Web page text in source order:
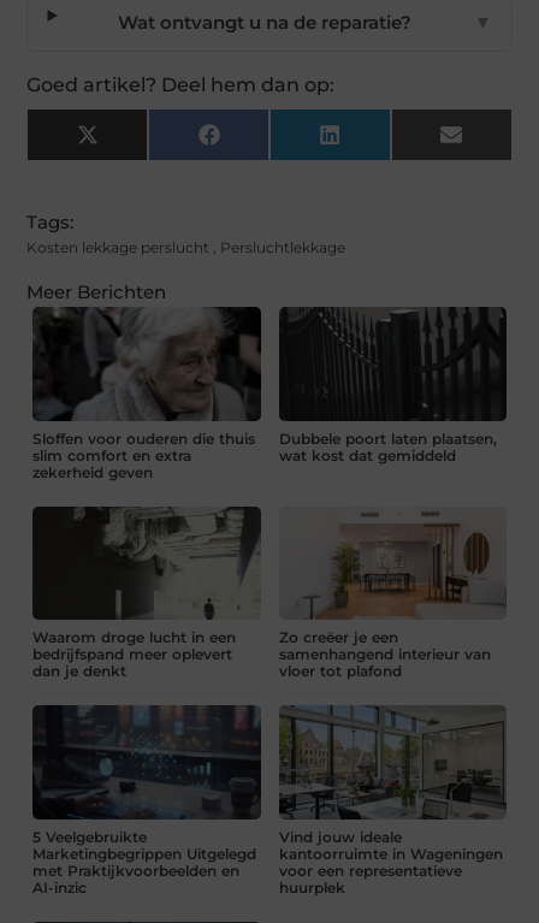
Wat ontvangt u na de reparatie? ▼
Goed artikel? Deel hem dan op:
X
(Twitter)
Facebook LinkedIn Email
Tags:
Kosten lekkage perslucht , Persluchtlekkage
Meer Berichten
Sloffen voor ouderen die thuis
slim comfort en extra
zekerheid geven
Dubbele poort laten plaatsen,
wat kost dat gemiddeld
Waarom droge lucht in een
bedrijfspand meer oplevert
dan je denkt
Zo creëer je een
samenhangend interieur van
vloer tot plafond
5 Veelgebruikte
Marketingbegrippen Uitgelegd
met Praktijkvoorbeelden en
AI-inzic
Vind jouw ideale
kantoorruimte in Wageningen
voor een representatieve
huurplek